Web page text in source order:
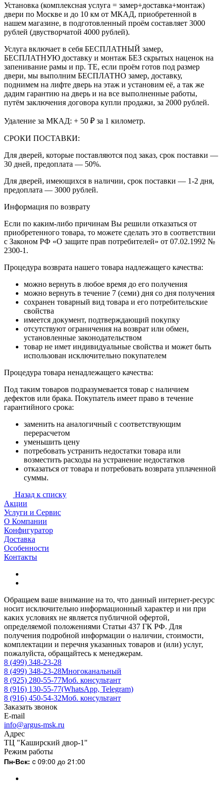
Установка (комплексная услуга = замер+доставка+монтаж)
двери по Москве и до 10 км от МКАД, приобретенной в
нашем магазине, в подготовленный проём составляет 3000
рублей (двустворчатой 4000 рублей).
Услуга включает в себя БЕСПЛАТНЫЙ замер,
БЕСПЛАТНУЮ доставку и монтаж БЕЗ скрытых наценок на
запенивание рамы и пр. ТЕ, если проём готов под размер
двери, мы выполним БЕСПЛАТНО замер, доставку,
поднимем на лифте дверь на этаж и установим её, а так же
дадим гарантию на дверь и на все выполненные работы,
путём заключения договора купли продажи, за 2000 рублей.
Удаление за МКАД: + 50 ₽ за 1 километр.
СРОКИ ПОСТАВКИ:
Для дверей, которые поставляются под заказ, срок поставки —
30 дней, предоплата — 50%.
Для дверей, имеющихся в наличии, срок поставки — 1-2 дня,
предоплата — 3000 рублей.
Информация по возврату
Если по каким-либо причинам Вы решили отказаться от
приобретенного товара, то можете сделать это в соответствии
с Законом РФ «О защите прав потребителей» от 07.02.1992 №
2300-1.
Процедура возврата нашего товара надлежащего качества:
можно вернуть в любое время до его получения
можно вернуть в течение 7 (семи) дня со дня получения
сохранен товарный вид товара и его потребительские
свойства
имеется документ, подтверждающий покупку
отсутствуют ограничения на возврат или обмен,
установленные законодательством
товар не имет индивидуальные свойства и может быть
использован исключительно покупателем
Процедура товара ненадлежащего качества:
Под таким товаров подразумевается товар с наличием
дефектов или брака. Покупатель имеет право в течение
гарантийного срока:
заменить на аналогичный с соответствующим
перерасчетом
уменьшить цену
потребовать устранить недостатки товара или
возместить расходы на устранение недостатков
отказаться от товара и потребовать возврата уплаченной
суммы.
Назад к списку
Акции
Услуги и Сервис
О Компании
Конфигуратор
Доставка
Особенности
Контакты
Обращаем ваше внимание на то, что данный интернет-ресурс
носит исключительно информационный характер и ни при
каких условиях не является публичной офертой,
определяемой положениями Статьи 437 ГК РФ. Для
получения подробной информации о наличии, стоимости,
комплектации и перечня указанных товаров и (или) услуг,
пожалуйста, обращайтесь к менеджерам.
8 (499) 348-23-28
8 (499) 348-23-28Многоканальный
8 (925) 280-55-77Моб. консультант
8 (916) 130-55-77(WhatsApp, Telegram)
8 (916) 450-54-32Моб. консультант
Заказать звонок
E-mail
info@argus-msk.ru
Адрес
ТЦ "Каширский двор-1"
Режим работы
Пн-Вск: c 09:00 до 21:00